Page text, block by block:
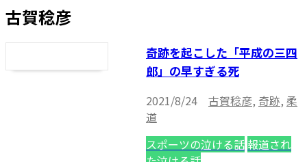
古賀稔彦
奇跡を起こした「平成の三四
郎」の早すぎる死
2021/8/24 古賀稔彦, 奇跡, 柔
道
スポーツの泣ける話 報道され